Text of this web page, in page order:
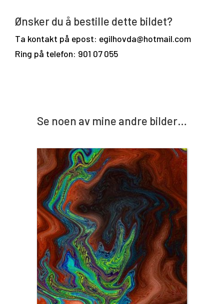
Ønsker du å bestille dette bildet?
Ta kontakt på epost: egilhovda@hotmail.com
Ring på telefon: 901 07 055
Se noen av mine andre bilder…